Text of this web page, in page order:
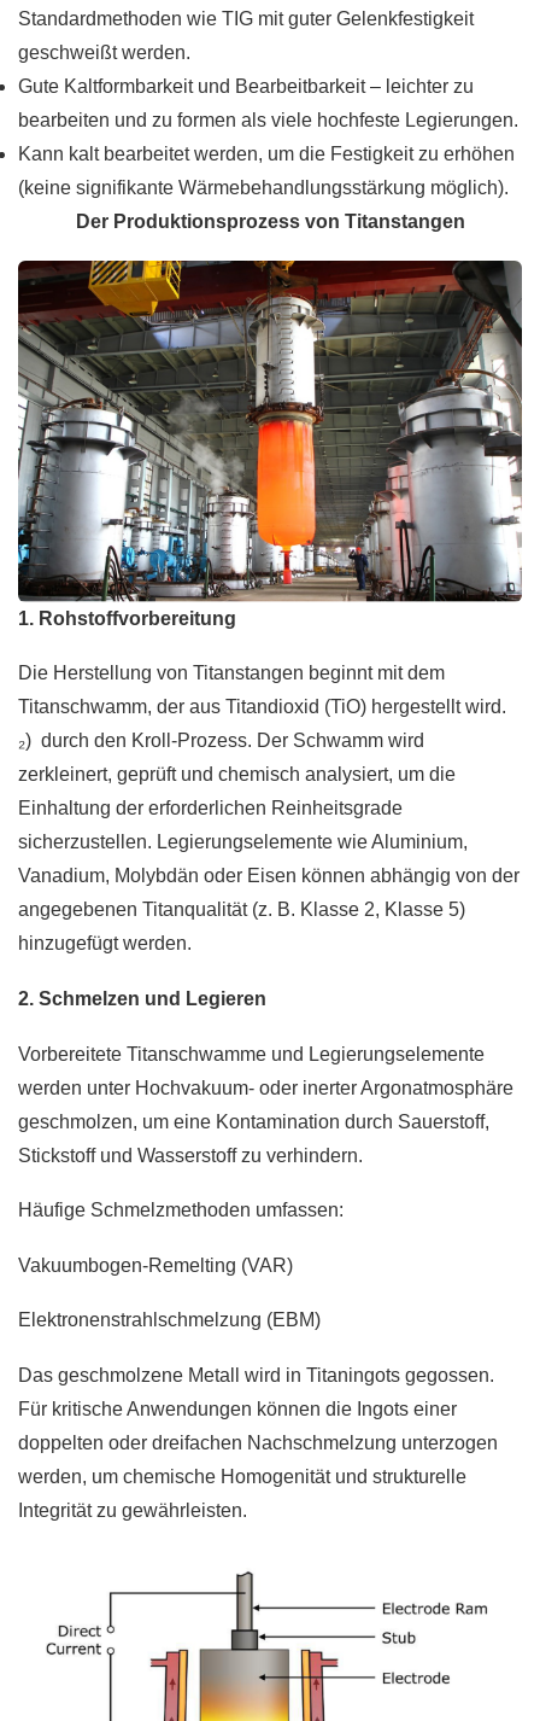
Standardmethoden wie TIG mit guter Gelenkfestigkeit
geschweißt werden.
Gute Kaltformbarkeit und Bearbeitbarkeit – leichter zu
bearbeiten und zu formen als viele hochfeste Legierungen.
Kann kalt bearbeitet werden, um die Festigkeit zu erhöhen
(keine signifikante Wärmebehandlungsstärkung möglich).
Der Produktionsprozess von Titanstangen
1. Rohstoffvorbereitung
Die Herstellung von Titanstangen beginnt mit dem
Titanschwamm, der aus Titandioxid (TiO) hergestellt wird.
₂) durch den Kroll-Prozess. Der Schwamm wird
zerkleinert, geprüft und chemisch analysiert, um die
Einhaltung der erforderlichen Reinheitsgrade
sicherzustellen. Legierungselemente wie Aluminium,
Vanadium, Molybdän oder Eisen können abhängig von der
angegebenen Titanqualität (z. B. Klasse 2, Klasse 5)
hinzugefügt werden.
2. Schmelzen und Legieren
Vorbereitete Titanschwamme und Legierungselemente
werden unter Hochvakuum- oder inerter Argonatmosphäre
geschmolzen, um eine Kontamination durch Sauerstoff,
Stickstoff und Wasserstoff zu verhindern.
Häufige Schmelzmethoden umfassen:
Vakuumbogen-Remelting (VAR)
Elektronenstrahlschmelzung (EBM)
Das geschmolzene Metall wird in Titaningots gegossen.
Für kritische Anwendungen können die Ingots einer
doppelten oder dreifachen Nachschmelzung unterzogen
werden, um chemische Homogenität und strukturelle
Integrität zu gewährleisten.